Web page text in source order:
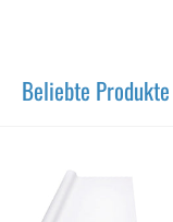
Beliebte Produkte